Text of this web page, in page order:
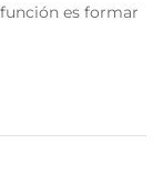
es formar